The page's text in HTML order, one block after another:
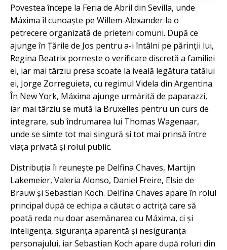
Povestea începe la Feria de Abril din Sevilla, unde
Máxima îl cunoaște pe Willem-Alexander la o
petrecere organizată de prieteni comuni. După ce
ajunge în Țările de Jos pentru a-i întâlni pe părinții lui,
Regina Beatrix pornește o verificare discretă a familiei
ei, iar mai târziu presa scoate la iveală legătura tatălui
ei, Jorge Zorreguieta, cu regimul Videla din Argentina.
În New York, Máxima ajunge urmărită de paparazzi,
iar mai târziu se mută la Bruxelles pentru un curs de
integrare, sub îndrumarea lui Thomas Wagenaar,
unde se simte tot mai singură și tot mai prinsă între
viața privată și rolul public.
Distribuția îi reunește pe Delfina Chaves, Martijn
Lakemeier, Valeria Alonso, Daniel Freire, Elsie de
Brauw și Sebastian Koch. Delfina Chaves apare în rolul
principal după ce echipa a căutat o actriță care să
poată reda nu doar asemănarea cu Máxima, ci și
inteligența, siguranța aparentă și nesiguranța
personajului, iar Sebastian Koch apare după roluri din